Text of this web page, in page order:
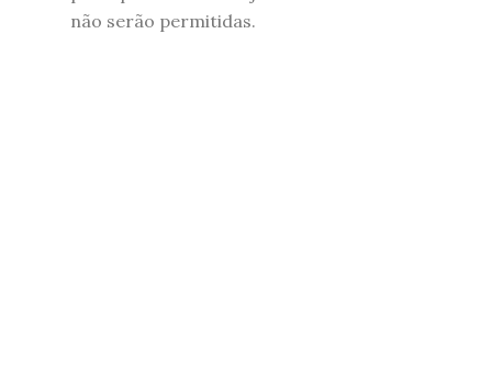
não serão permitidas.